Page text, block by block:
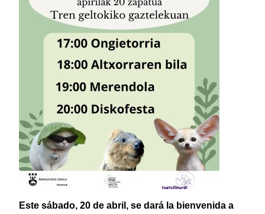
Este sábado, 20 de abril, se dará la bienvenida a